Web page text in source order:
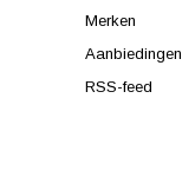
Merken
Aanbiedingen
RSS-feed